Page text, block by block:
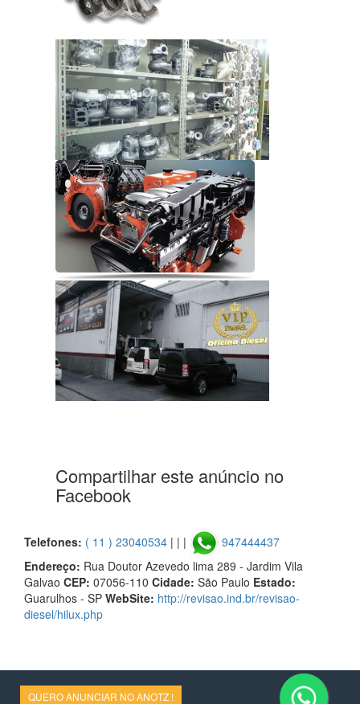
Compartilhar este anúncio no
Facebook
Telefones: ( 11 ) 23040534 | | |
947444437
Endereço: Rua Doutor Azevedo lima 289 - Jardim Vila
Galvao CEP: 07056-110 Cidade: São Paulo Estado:
Guarulhos - SP WebSite: http://revisao.ind.br/revisao-
diesel/hilux.php
QUERO ANUNCIAR NO ANOTZ !